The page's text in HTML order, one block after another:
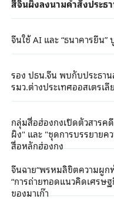
สีจิ้นผิงลงนามคำสั่งประธ
จีนใช้ AI และ “ธนาคารยีน
รอง ปธน.จีน พบกับประธานส
รมว.ต่างประเทศออสเตรเลีย
กลุ่มสื่อฮ่องกงเปิดตัวสาร
ผิง" และ "ชุดการบรรยายค
สื่อหลักฮ่องกง
จีนฉาย“พรหมลิขิตความผู
“การถ่ายทอดแนวคิดเศรษ
ของมาเก๊า